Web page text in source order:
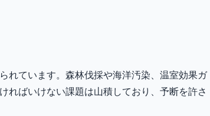
れています。森林伐採や海洋汚染、温室効果ガ
ればいけない課題は山積しており、予断を許さ